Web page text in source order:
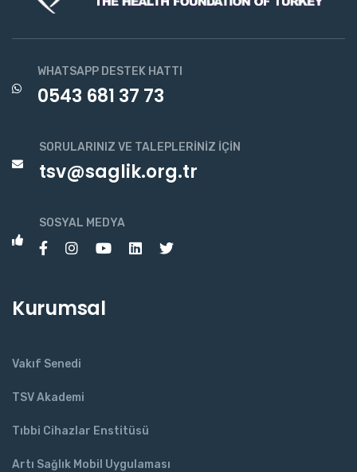
WHATSAPP DESTEK HATTI
0543 681 37 73
SORULARINIZ VE TALEPLERINIZ İÇIN
tsv@saglik.org.tr
SOSYAL MEDYA
Kurumsal
Vakıf Senedi
TSV Akademi
Tıbbi Cihazlar Enstitüsü
Artı Sağlık Mobil Uygulaması